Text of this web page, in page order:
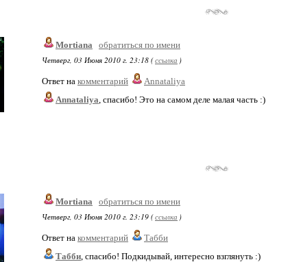
Mortiana
обратиться по имени
Четверг, 03 Июня 2010 г. 23:18 (ссылка )
Ответ на комментарий
Annataliya
Annataliya, спасибо! Это на самом деле малая часть :)
Mortiana
обратиться по имени
Четверг, 03 Июня 2010 г. 23:19 (ссылка )
Ответ на комментарий
Табби
Табби, спасибо! Подкидывай, интересно взглянуть :)